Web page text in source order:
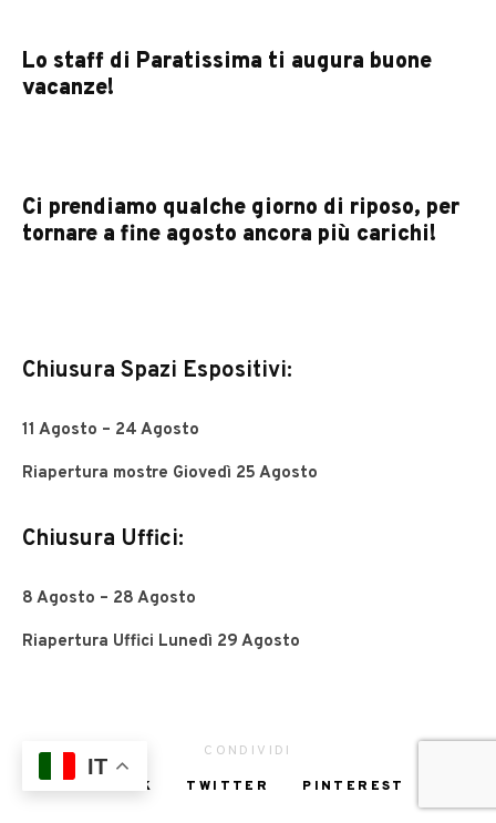
Lo staff di Paratissima ti augura buone
vacanze!
Ci prendiamo qualche giorno di riposo, per
tornare a fine agosto ancora più carichi!
Chiusura Spazi Espositivi:
11 Agosto – 24 Agosto
Riapertura mostre Giovedì 25 Agosto
Chiusura Uffici:
8 Agosto – 28 Agosto
Riapertura Uffici Lunedì 29 Agosto
CONDIVIDI
FACEBOOK
TWITTER PINTEREST
IT